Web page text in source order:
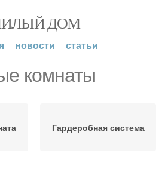
ДОМ
новости статьи
комнаты
Гардеробная система